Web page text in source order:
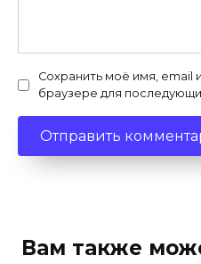
Сохранить моё имя, email
браузере для
Вам также